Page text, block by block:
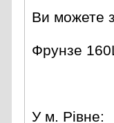
Ви можете
Фрунзе
У м. Рівне: